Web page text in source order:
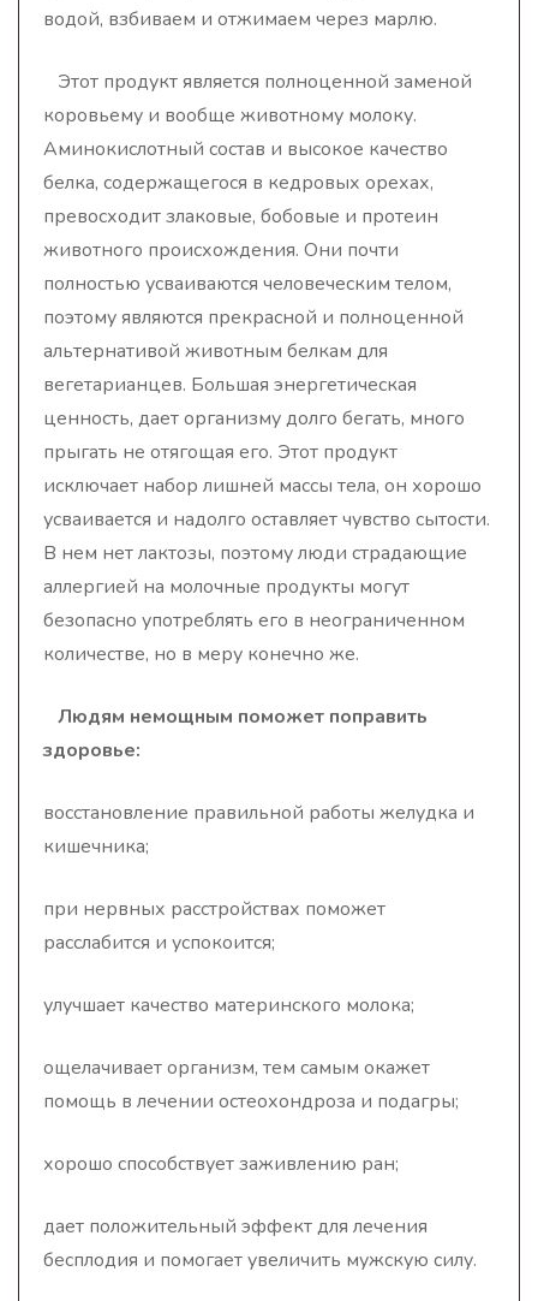
водой, взбиваем и отжимаем через марлю.
Этот продукт является полноценной заменой
коровьему и вообще животному молоку.
Аминокислотный состав и высокое качество
белка, содержащегося в кедровых орехах,
превосходит злаковые, бобовые и протеин
животного происхождения. Они почти
полностью усваиваются человеческим телом,
поэтому являются прекрасной и полноценной
альтернативой животным белкам для
вегетарианцев. Большая энергетическая
ценность, дает организму долго бегать, много
прыгать не отягощая его. Этот продукт
исключает набор лишней массы тела, он хорошо
усваивается и надолго оставляет чувство сытости.
В нем нет лактозы, поэтому люди страдающие
аллергией на молочные продукты могут
безопасно употреблять его в неограниченном
количестве, но в меру конечно же.
Людям немощным поможет поправить
здоровье:
восстановление правильной работы желудка и
кишечника;
при нервных расстройствах поможет
расслабится и успокоится;
улучшает качество материнского молока;
ощелачивает организм, тем самым окажет
помощь в лечении остеохондроза и подагры;
хорошо способствует заживлению ран;
дает положительный эффект для лечения
бесплодия и помогает увеличить мужскую силу.